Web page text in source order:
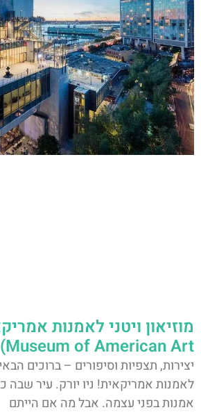
Museum of American Art)
יצירות, תצפיות וסיפורים – ברוכים
לאמנות אמריקאית! ניו יורק. עיר שבה
אמנות בפני עצמה. אבל מה אם הייתם